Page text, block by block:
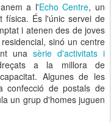
a l'Echo Centre, un
física. És l'únic servei de
i atenen des de joves
sinó un centre
una sèrie d'activitats i
a la millora de
Algunes de les
confecció de postals de
un grup d'homes juguen